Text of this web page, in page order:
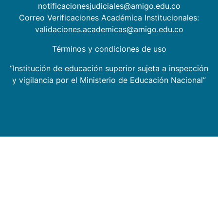
notificacionesjudiciales@amigo.edu.co
Correo Verificaciones Académica Institucionales:
validaciones.academicas@amigo.edu.co
Términos y condiciones de uso
“Institución de educación superior sujeta a inspección
y vigilancia por el Ministerio de Educación Nacional”